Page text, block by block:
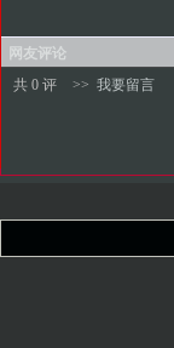
网友评论
共 0 评
>> 我要留言